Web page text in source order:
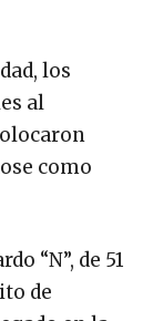
los
al
como
“N”, de 51
de